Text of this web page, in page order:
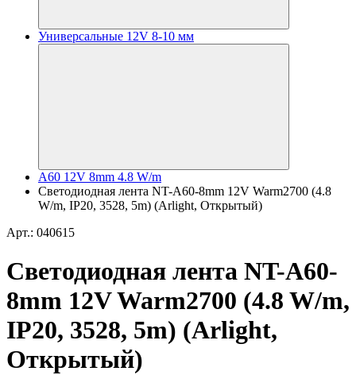
Универсальные 12V 8-10 мм
A60 12V 8mm 4.8 W/m
Светодиодная лента NT-A60-8mm 12V Warm2700 (4.8
W/m, IP20, 3528, 5m) (Arlight, Открытый)
Арт.: 040615
Светодиодная лента NT-A60-
8mm 12V Warm2700 (4.8 W/m,
IP20, 3528, 5m) (Arlight,
Открытый)